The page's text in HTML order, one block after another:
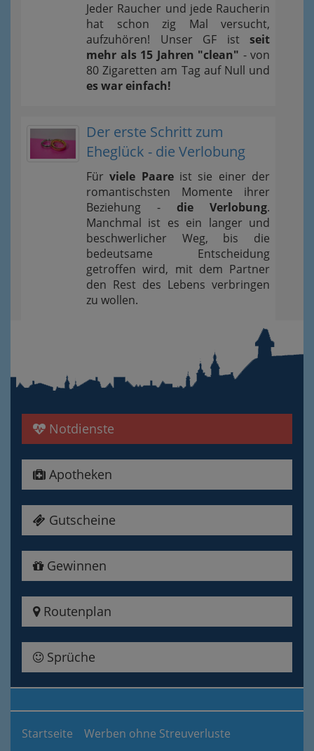
Jeder Raucher und jede Raucherin
hat schon zig Mal versucht,
aufzuhören! Unser GF ist seit
mehr als 15 Jahren "clean" - von
80 Zigaretten am Tag auf Null und
es war einfach!
Der erste Schritt zum
Eheglück - die Verlobung
Fürviele Paareist sie einer der
romantischsten Momente ihrer
Beziehung - die Verlobung.
Manchmal ist es ein langer und
beschwerlicher Weg, bis die
bedeutsame Entscheidung
getroffen wird, mit dem Partner
den Rest des Lebens verbringen
zu wollen.
Notdienste
Apotheken
Gutscheine
Gewinnen
Routenplan
Sprüche
Startseite Werben ohne Streuverluste